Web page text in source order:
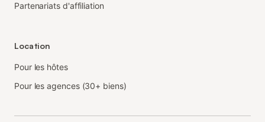
Partenariats d'affiliation
Location
Pour les hôtes
Pour les agences (30+ biens)